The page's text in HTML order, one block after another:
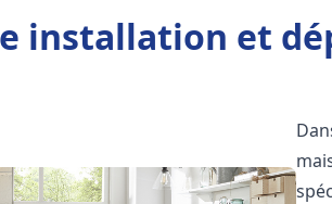
installation et